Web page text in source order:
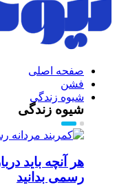
صفحه اصلی
فشن
شیوه زندگی
شیوه زندگی
هر آنچه باید
رسمی بدانید